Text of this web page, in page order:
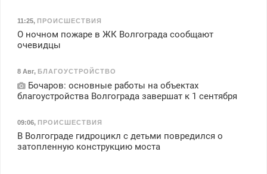
11:25, ПРОИСШЕСТВИЯ
О ночном пожаре в ЖК Волгограда сообщают
очевидцы
8 Авг, БЛАГОУСТРОЙСТВО
Бочаров: основные работы на объектах
благоустройства Волгограда завершат к 1 сентября
09:06, ПРОИСШЕСТВИЯ
В Волгограде гидроцикл с детьми повредился о
затопленную конструкцию моста